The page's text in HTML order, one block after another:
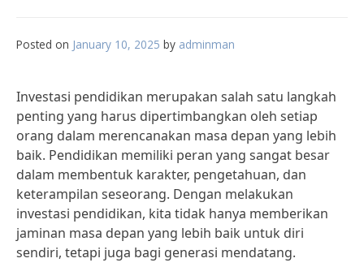
Posted on January 10, 2025 by adminman
Investasi pendidikan merupakan salah satu langkah
penting yang harus dipertimbangkan oleh setiap
orang dalam merencanakan masa depan yang lebih
baik. Pendidikan memiliki peran yang sangat besar
dalam membentuk karakter, pengetahuan, dan
keterampilan seseorang. Dengan melakukan
investasi pendidikan, kita tidak hanya memberikan
jaminan masa depan yang lebih baik untuk diri
sendiri, tetapi juga bagi generasi mendatang.